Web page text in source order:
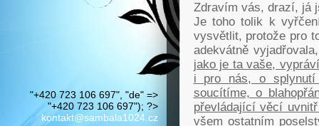
Zdravím vás, drazí, já
Je toho tolik k
vysvětlit, protože pro
adekvátně
jako je ta vaše,
i pro nás, o
soucítíme, o
převládající věcí
všem ostatním
"+420 723 106 697", "de" =>
"+420 723 106 697"); ?>
kontakt@sambala1024.cz